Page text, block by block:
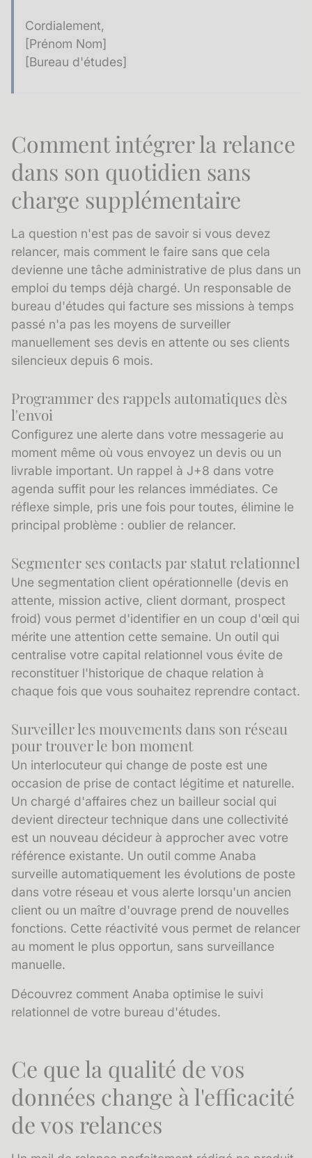
Cordialement,
[Prénom Nom]
[Bureau d'études]
Comment intégrer la relance
dans son quotidien sans
charge supplémentaire
La question n'est pas de savoir si vous devez
relancer, mais comment le faire sans que cela
devienne une tâche administrative de plus dans un
emploi du temps déjà chargé. Un responsable de
bureau d'études qui facture ses missions à temps
passé n'a pas les moyens de surveiller
manuellement ses devis en attente ou ses clients
silencieux depuis 6 mois.
Programmer des rappels automatiques dès
l'envoi
Configurez une alerte dans votre messagerie au
moment même où vous envoyez un devis ou un
livrable important. Un rappel à J+8 dans votre
agenda suffit pour les relances immédiates. Ce
réflexe simple, pris une fois pour toutes, élimine le
principal problème : oublier de relancer.
Segmenter ses contacts par statut relationnel
Une segmentation client opérationnelle (devis en
attente, mission active, client dormant, prospect
froid) vous permet d'identifier en un coup d'œil qui
mérite une attention cette semaine. Un outil qui
centralise votre capital relationnel vous évite de
reconstituer l'historique de chaque relation à
chaque fois que vous souhaitez reprendre contact.
Surveiller les mouvements dans son réseau
pour trouver le bon moment
Un interlocuteur qui change de poste est une
occasion de prise de contact légitime et naturelle.
Un chargé d'affaires chez un bailleur social qui
devient directeur technique dans une collectivité
est un nouveau décideur à approcher avec votre
référence existante. Un outil comme Anaba
surveille automatiquement les évolutions de poste
dans votre réseau et vous alerte lorsqu'un ancien
client ou un maître d'ouvrage prend de nouvelles
fonctions. Cette réactivité vous permet de relancer
au moment le plus opportun, sans surveillance
manuelle.
Découvrez comment Anaba optimise le suivi
relationnel de votre bureau d'études.
Ce que la qualité de vos
données change à l'efficacité
de vos relances